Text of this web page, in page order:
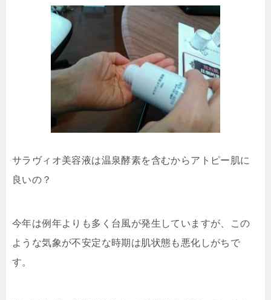
サラヴィオ美容液は温泉酵素を含むからアトピー肌に
良いの？
今年は例年よりも多く台風が発生していますが、この
ような気象が不安定な時期は肌状態も悪化しがちで
す。